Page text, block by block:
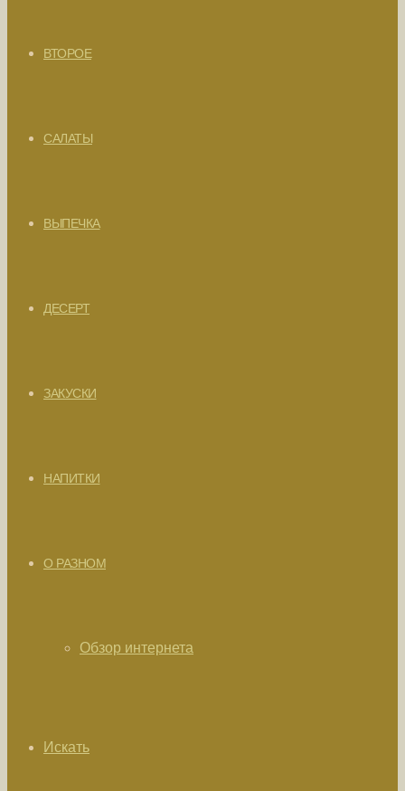
ВТОРОЕ
САЛАТЫ
ВЫПЕЧКА
ДЕСЕРТ
ЗАКУСКИ
НАПИТКИ
О РАЗНОМ
Обзор интернета
Искать